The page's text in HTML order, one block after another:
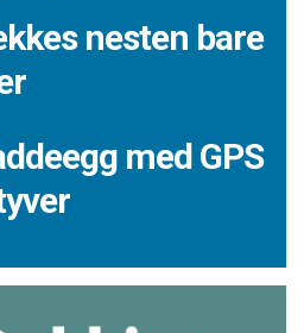
nesten bare
med GPS